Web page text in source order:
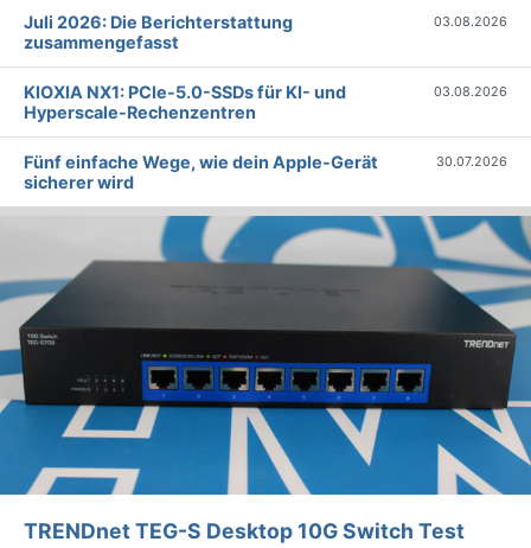
Juli 2026: Die Bericht­erstattung
zusammengefasst
03.08.2026
KIOXIA NX1: PCIe-5.0-SSDs für KI- und
Hyperscale-Rechenzentren
03.08.2026
Fünf einfache Wege, wie dein Apple-Gerät
sicherer wird
30.07.2026
TRENDnet TEG-S Desktop 10G Switch Test